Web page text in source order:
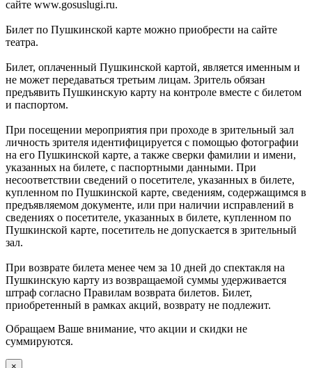
сайте www.gosuslugi.ru.
Билет по Пушкинской карте можно приобрести на сайте
театра.
Билет, оплаченный Пушкинской картой, является именным и
не может передаваться третьим лицам. Зритель обязан
предъявить Пушкинскую карту на контроле вместе с билетом
и паспортом.
При посещении мероприятия при проходе в зрительный зал
личность зрителя идентифицируется с помощью фотографии
на его Пушкинской карте, а также сверки фамилии и имени,
указанных на билете, с паспортными данными. При
несоответствии сведений о посетителе, указанных в билете,
купленном по Пушкинской карте, сведениям, содержащимся в
предъявляемом документе, или при наличии исправлений в
сведениях о посетителе, указанных в билете, купленном по
Пушкинской карте, посетитель не допускается в зрительный
зал.
При возврате билета менее чем за 10 дней до спектакля на
Пушкинскую карту из возвращаемой суммы удерживается
штраф согласно Правилам возврата билетов. Билет,
приобретенный в рамках акций, возврату не подлежит.
Обращаем Ваше внимание, что акции и скидки не
суммируются.